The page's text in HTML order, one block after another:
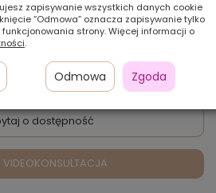
Ilość szt.:
1 600,00 zł
o dostępność
VIDEOKONSULTACJA
zapisywanie wszystkich danych cookie
“Odmowa” oznacza zapisywanie tylko
strony. Więcej informacji o
.
Odmowa Zgoda